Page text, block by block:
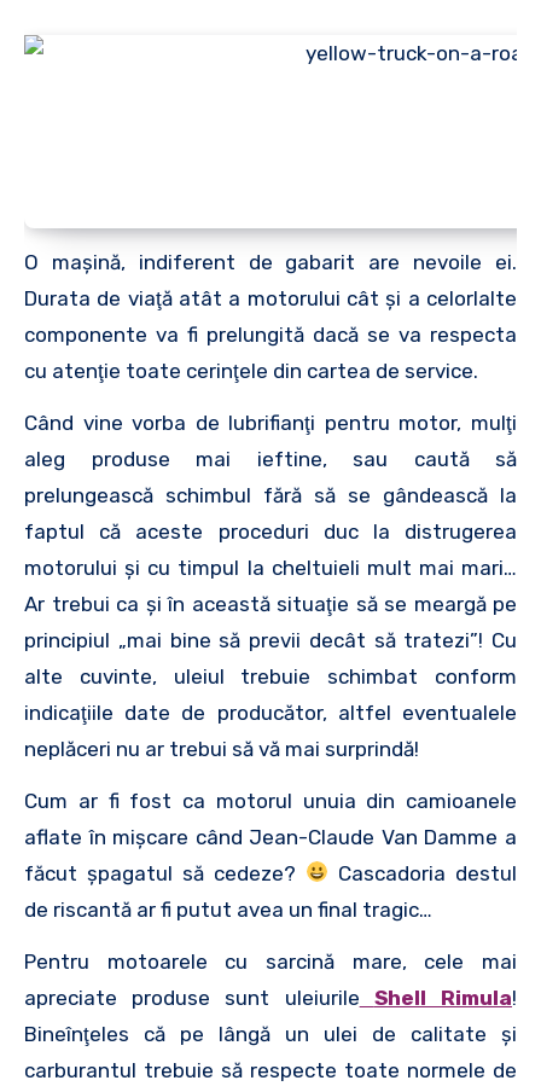
O maşină, indiferent de gabarit are nevoile ei.
Durata de viaţă atât a motorului cât şi a celorlalte
componente va fi prelungită dacă se va respecta
cu atenţie toate cerinţele din cartea de service.
Când vine vorba de lubrifianţi pentru motor, mulţi
aleg produse mai ieftine, sau caută să
prelungească schimbul fără să se gândească la
faptul că aceste proceduri duc la distrugerea
motorului şi cu timpul la cheltuieli mult mai mari…
Ar trebui ca şi în această situaţie să se meargă pe
principiul „mai bine să previi decât să tratezi”! Cu
alte cuvinte, uleiul trebuie schimbat conform
indicaţiile date de producător, altfel eventualele
neplăceri nu ar trebui să vă mai surprindă!
Cum ar fi fost ca motorul unuia din camioanele
aflate în mişcare când Jean-Claude Van Damme a
făcut şpagatul să cedeze?
Cascadoria destul
de riscantă ar fi putut avea un final tragic…
Pentru motoarele cu sarcină mare, cele mai
apreciate produse sunt uleiurile
Shell Rimula!
Bineînţeles că pe lângă un ulei de calitate şi
carburantul trebuie să respecte toate normele de